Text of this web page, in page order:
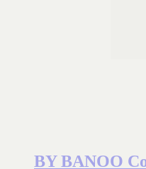
BY BANOO